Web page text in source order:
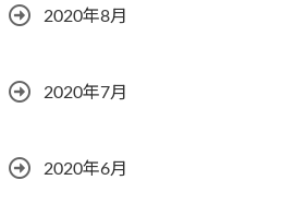
2020年8月
2020年7月
2020年6月